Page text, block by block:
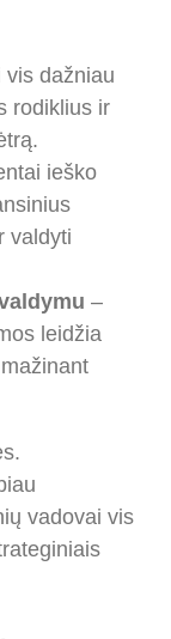
vis dažniau
rodiklius ir
ieško
valdyti
–
leidžia
vadovai vis